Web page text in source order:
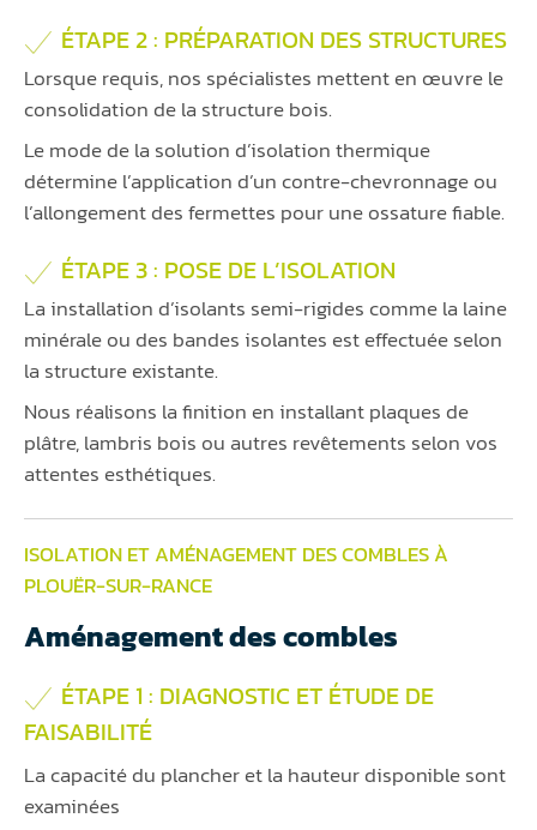
ÉTAPE 2 : PRÉPARATION DES STRUCTURES
Lorsque requis, nos spécialistes mettent en œuvre le
consolidation de la structure bois.
Le mode de la solution d’isolation thermique
détermine l’application d’un contre-chevronnage ou
l’allongement des fermettes pour une ossature fiable.
ÉTAPE 3 : POSE DE L’ISOLATION
La installation d’isolants semi-rigides comme la laine
minérale ou des bandes isolantes est effectuée selon
la structure existante.
Nous réalisons la finition en installant plaques de
plâtre, lambris bois ou autres revêtements selon vos
attentes esthétiques.
ISOLATION ET AMÉNAGEMENT DES COMBLES À
PLOUËR-SUR-RANCE
Aménagement des combles
ÉTAPE 1 : DIAGNOSTIC ET ÉTUDE DE
FAISABILITÉ
La capacité du plancher et la hauteur disponible sont
examinées